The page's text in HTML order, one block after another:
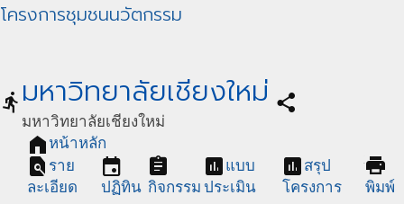
โครงการชุมชนนวัตกรรม
directions_run มหาวิทยาลัยเชียงใหม่
มหาวิทยาลัยเชียงใหม่
share
home หน้าหลัก
find_in_page ราย
ละเอียด
event
ปฏิทิน
assignment
กิจกรรม
assessment แบบ
ประเมิน
assessment สรุป
โครงการ
print
พิมพ์